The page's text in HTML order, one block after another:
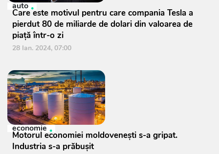
auto
Care este motivul pentru care compania Tesla a
pierdut 80 de miliarde de dolari din valoarea de
piaţă într-o zi
28 Ian. 2024, 07:00
economie
Motorul economiei moldovenești s-a gripat.
Industria s-a prăbușit